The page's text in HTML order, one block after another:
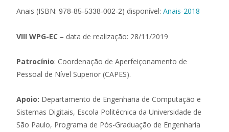
Anais (ISBN: 978-85-5338-002-2) disponível: Anais-2018
VIII WPG-EC – data de realização: 28/11/2019
Patrocínio: Coordenação de Aperfeiçonamento de
Pessoal de Nível Superior (CAPES).
Apoio: Departamento de Engenharia de Computação e
Sistemas Digitais, Escola Politécnica da Universidade de
São Paulo, Programa de Pós-Graduação de Engenharia